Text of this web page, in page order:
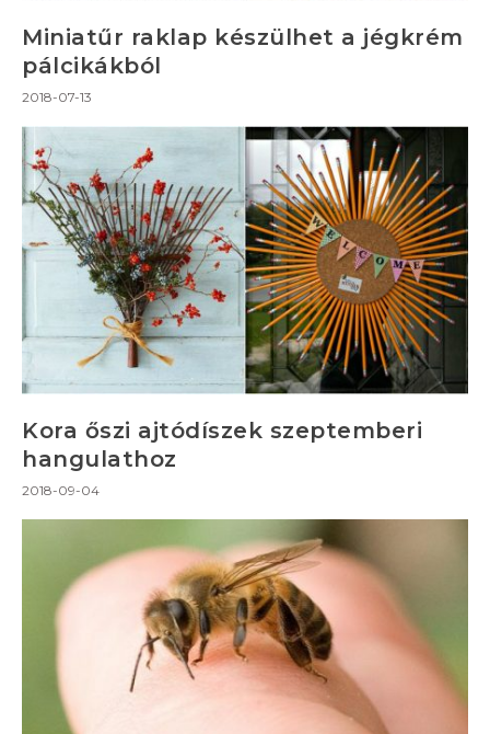
Miniatűr raklap készülhet a jégkrém
pálcikákból
2018-07-13
Kora őszi ajtódíszek szeptemberi
hangulathoz
2018-09-04